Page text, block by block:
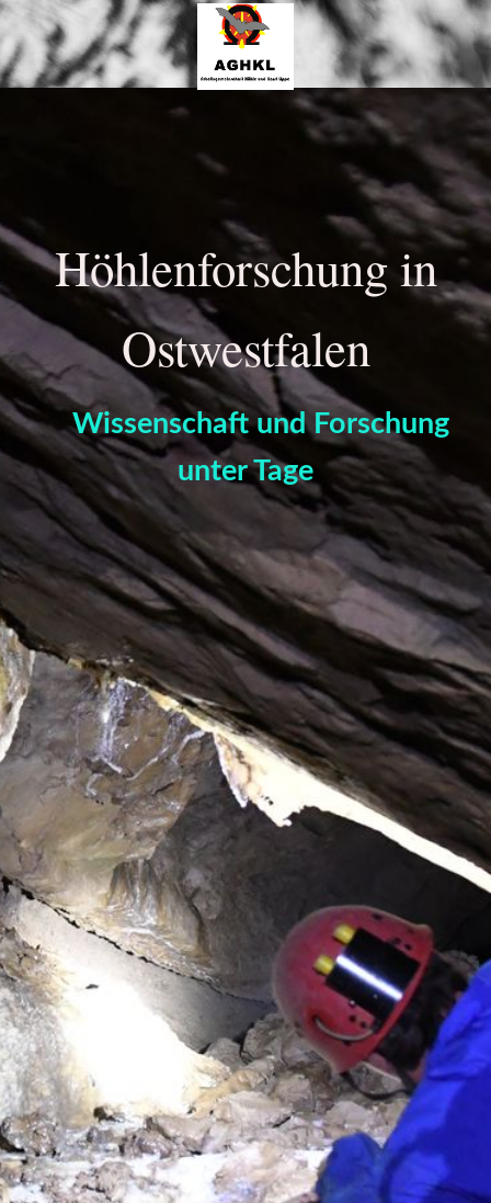
Höhlenforschung in
Ostwestfalen
Wissenschaft und Forschung
unter Tage